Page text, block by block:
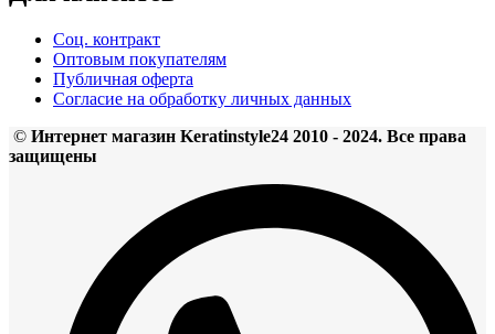
Соц. контракт
Оптовым покупателям
Публичная оферта
Согласие на обработку личных данных
© Интернет магазин Keratinstyle24 2010 - 2024. Все права
защищены